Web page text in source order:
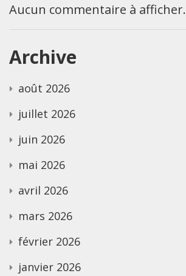
Aucun commentaire à afficher.
Archive
août 2026
juillet 2026
juin 2026
mai 2026
avril 2026
mars 2026
février 2026
janvier 2026